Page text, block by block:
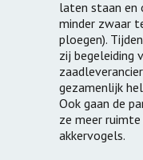
laten staan en
minder zwaar
ploegen).
zij begeleiding
gezamenlijk
Ook gaan de
ze meer
akkervogels.